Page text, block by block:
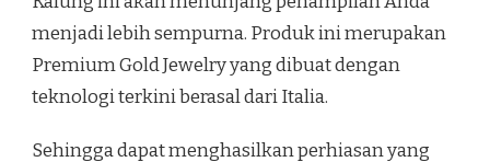
menjadi lebih sempurna. Produk ini merupakan
Premium Gold Jewelry yang dibuat dengan
teknologi terkini berasal dari Italia.
Sehingga dapat menghasilkan perhiasan yang